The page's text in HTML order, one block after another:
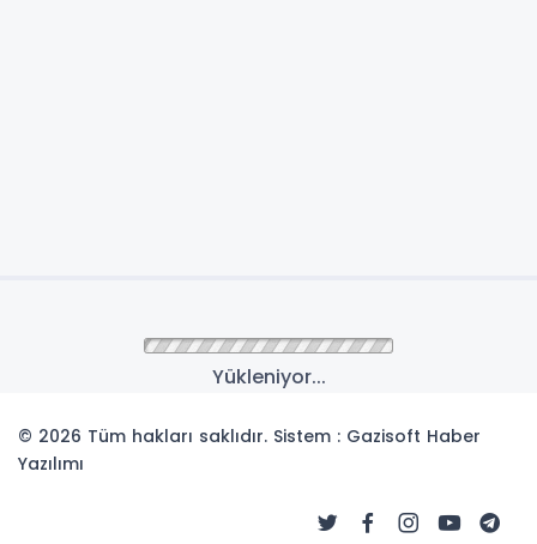
GÜNCEL
Kurulu üyeleriyle güvenlik
politikalarını değerlendirdi